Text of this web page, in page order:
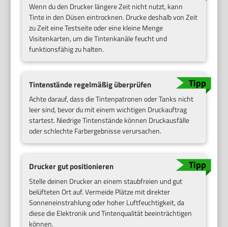
Wenn du den Drucker längere Zeit nicht nutzt, kann
Tinte in den Düsen eintrocknen. Drucke deshalb von Zeit
zu Zeit eine Testseite oder eine kleine Menge
Visitenkarten, um die Tintenkanäle feucht und
funktionsfähig zu halten.
Tintenstände regelmäßig überprüfen
Achte darauf, dass die Tintenpatronen oder Tanks nicht
leer sind, bevor du mit einem wichtigen Druckauftrag
startest. Niedrige Tintenstände können Druckausfälle
oder schlechte Farbergebnisse verursachen.
Drucker gut positionieren
Stelle deinen Drucker an einem staubfreien und gut
belüfteten Ort auf. Vermeide Plätze mit direkter
Sonneneinstrahlung oder hoher Luftfeuchtigkeit, da
diese die Elektronik und Tintenqualität beeinträchtigen
können.